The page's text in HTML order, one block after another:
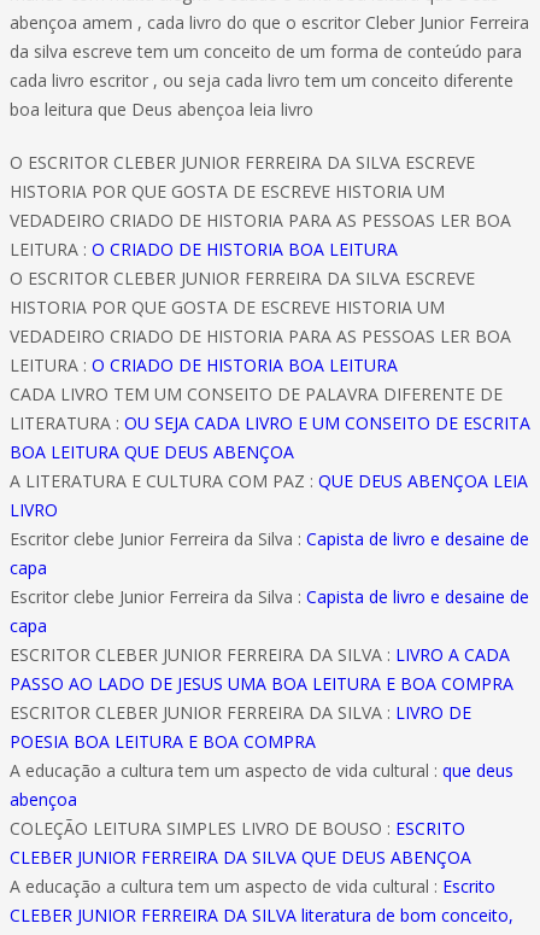
abençoa amem , cada livro do que o escritor Cleber Junior Ferreira
da silva escreve tem um conceito de um forma de conteúdo para
cada livro escritor , ou seja cada livro tem um conceito diferente
boa leitura que Deus abençoa leia livro
O ESCRITOR CLEBER JUNIOR FERREIRA DA SILVA ESCREVE
HISTORIA POR QUE GOSTA DE ESCREVE HISTORIA UM
VEDADEIRO CRIADO DE HISTORIA PARA AS PESSOAS LER BOA
LEITURA : O CRIADO DE HISTORIA BOA LEITURA
O ESCRITOR CLEBER JUNIOR FERREIRA DA SILVA ESCREVE
HISTORIA POR QUE GOSTA DE ESCREVE HISTORIA UM
VEDADEIRO CRIADO DE HISTORIA PARA AS PESSOAS LER BOA
LEITURA : O CRIADO DE HISTORIA BOA LEITURA
CADA LIVRO TEM UM CONSEITO DE PALAVRA DIFERENTE DE
LITERATURA : OU SEJA CADA LIVRO E UM CONSEITO DE ESCRITA
BOA LEITURA QUE DEUS ABENÇOA
A LITERATURA E CULTURA COM PAZ : QUE DEUS ABENÇOA LEIA
LIVRO
Escritor clebe Junior Ferreira da Silva : Capista de livro e desaine de
capa
Escritor clebe Junior Ferreira da Silva : Capista de livro e desaine de
capa
ESCRITOR CLEBER JUNIOR FERREIRA DA SILVA : LIVRO A CADA
PASSO AO LADO DE JESUS UMA BOA LEITURA E BOA COMPRA
ESCRITOR CLEBER JUNIOR FERREIRA DA SILVA : LIVRO DE
POESIA BOA LEITURA E BOA COMPRA
A educação a cultura tem um aspecto de vida cultural : que deus
abençoa
COLEÇÃO LEITURA SIMPLES LIVRO DE BOUSO : ESCRITO
CLEBER JUNIOR FERREIRA DA SILVA QUE DEUS ABENÇOA
A educação a cultura tem um aspecto de vida cultural : Escrito
CLEBER JUNIOR FERREIRA DA SILVA literatura de bom conceito,